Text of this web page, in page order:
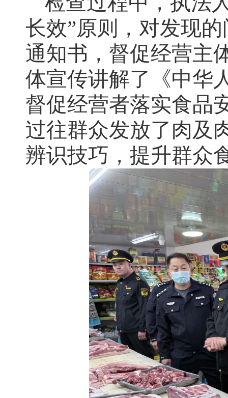
长效”原则，对发现
通知书，督促经营主
体宣传讲解了《中华
督促经营者落实食品
过往群众发放了肉及
辨识技巧，提升群众